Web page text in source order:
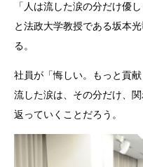
「人は流した涙の分だけ優し
と法政大学教授である坂本
る。
社員が「悔しい。もっと貢
流した涙は、その分だけ、
返っていくことだろう。